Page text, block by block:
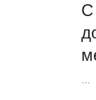
С
…